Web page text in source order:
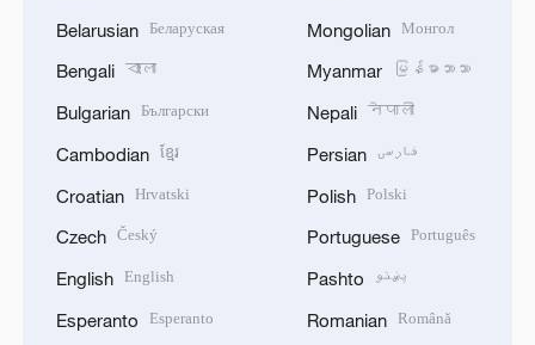
Belarusian Беларуская
Bengali বাংলা
Bulgarian Български
Cambodian ខ្មែរ
Croatian Hrvatski
Czech Český
English English
Esperanto Esperanto
Mongolian Монгол
Myanmar မြန်မာဘာသာ
Nepali नेपाली
Persian فارسی
Polish Polski
Portuguese Português
Pashto پښتو
Romanian Română